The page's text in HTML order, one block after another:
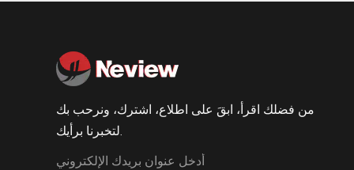
من فضلك اقرأ، ابقَ على اطلاع، اشترك، ونرحب بك